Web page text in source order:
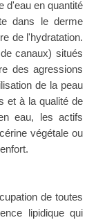
d'eau en quantité
dans le derme
de l'hydratation.
canaux) situés
des agressions
de la peau
et à la qualité de
eau, les actifs
végétale ou
de toutes
lipidique qui